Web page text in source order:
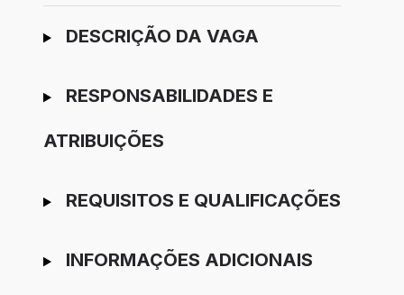
Ir para candidatura
DESCRIÇÃO DA VAGA
RESPONSABILIDADES E
ATRIBUIÇÕES
REQUISITOS E QUALIFICAÇÕES
INFORMAÇÕES ADICIONAIS